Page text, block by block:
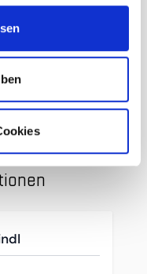
bequemes